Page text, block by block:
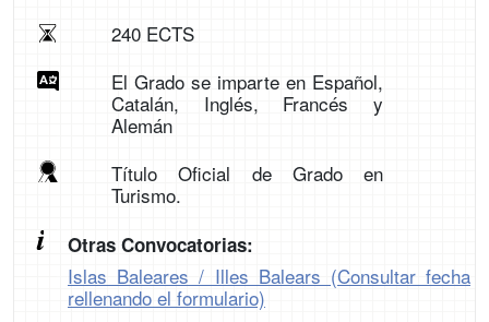
240 ECTS
El Grado se imparte en Español,
Catalán, Inglés, Francés y
Alemán
Título Oficial de Grado en
Turismo.
Otras Convocatorias:
Islas Baleares / Illes Balears (Consultar fecha
rellenando el formulario)